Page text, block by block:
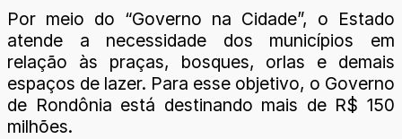
Por meio do “Governo na Cidade”, o Estado
atende a necessidade dos municípios em
relação às praças, bosques, orlas e demais
espaços de lazer. Para esse objetivo, o Governo
de Rondônia está destinando mais de R$ 150
milhões.